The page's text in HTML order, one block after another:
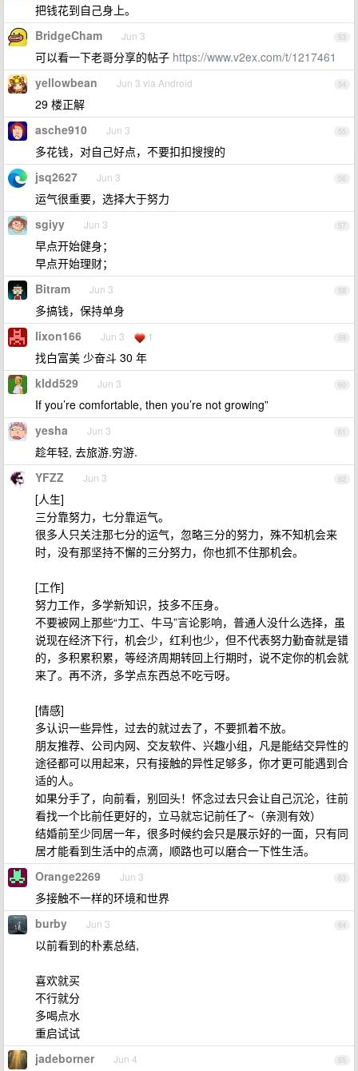
把钱花到自己身上。
53
BridgeCham Jun 3
可以看一下老哥分享的帖子 https://www.v2ex.com/t/1217461
54
yellowbean Jun 3 via Android
29 楼正解
55
asche910 Jun 3
多花钱，对自己好点，不要扣扣搜搜的
56
jsq2627 Jun 3
运气很重要，选择大于努力
57
sgiyy Jun 3
早点开始健身；
早点开始理财；
58
Bitram Jun 3
多搞钱，保持单身
59
lixon166 Jun 3 1
找白富美 少奋斗 30 年
60
kldd529 Jun 3
If you’re comfortable, then you’re not growing”
61
yesha Jun 3
趁年轻, 去旅游.穷游.
62
YFZZ Jun 3
[人生]
三分靠努力，七分靠运气。
很多人只关注那七分的运气，忽略三分的努力，殊不知机会来
时，没有那坚持不懈的三分努力，你也抓不住那机会。
[工作]
努力工作，多学新知识，技多不压身。
不要被网上那些“力工、牛马”言论影响，普通人没什么选择，虽
说现在经济下行，机会少，红利也少，但不代表努力勤奋就是错
的，多积累积累，等经济周期转回上行期时，说不定你的机会就
来了。再不济，多学点东西总不吃亏呀。
[情感]
多认识一些异性，过去的就过去了，不要抓着不放。
朋友推荐、公司内网、交友软件、兴趣小组，凡是能结交异性的
途径都可以用起来，只有接触的异性足够多，你才更可能遇到合
适的人。
如果分手了，向前看，别回头！怀念过去只会让自己沉沦，往前
看找一个比前任更好的，立马就忘记前任了~（亲测有效）
结婚前至少同居一年，很多时候约会只是展示好的一面，只有同
居才能看到生活中的点滴，顺路也可以磨合一下性生活。
63
Orange2269 Jun 3
多接触不一样的环境和世界
64
burby Jun 3
以前看到的朴素总结,
喜欢就买
不行就分
多喝点水
重启试试
65
jadeborner Jun 4